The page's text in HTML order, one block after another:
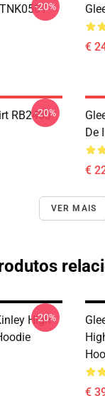
-20%
€
RB2403
-20%
De
€
VER MAIS
High
-20%
€